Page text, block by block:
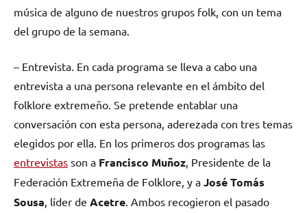
música de alguno de nuestros grupos folk, con un tema
del grupo de la semana.
– Entrevista. En cada programa se lleva a cabo una
entrevista a una persona relevante en el ámbito del
folklore extremeño. Se pretende entablar una
conversación con esta persona, aderezada con tres temas
elegidos por ella. En los primeros dos programas las
entrevistas son a Francisco Muñoz , Presidente de la
Federación Extremeña de Folklore, y a José Tomás
Sousa , líder de Acetre . Ambos recogieron el pasado